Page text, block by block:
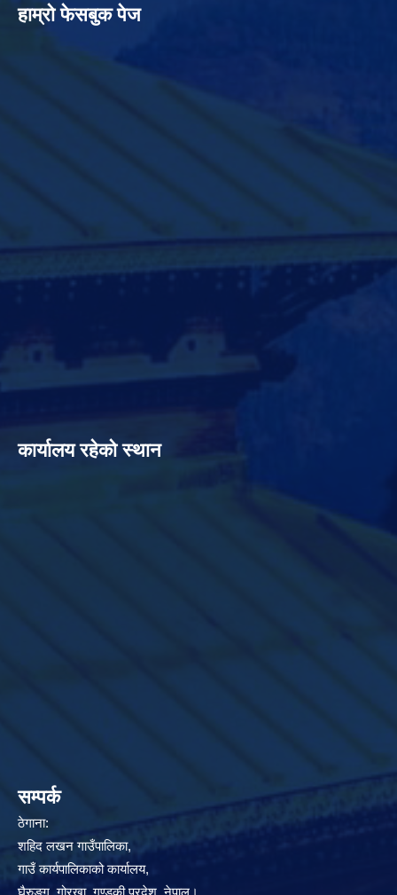
हाम्रो फेसबुक पेज
कार्यालय रहेको स्थान
सम्पर्क
ठेगाना:
शहिद लखन गाउँपालिका,
गाउँ कार्यपालिकाको कार्यालय,